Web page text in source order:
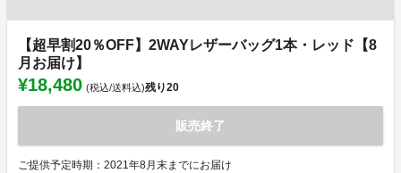
【超早割20％OFF】2WAYレザーバッグ1本・レッド【8
月お届け】
¥18,480 (税込/送料込)残り20
販売終了
ご提供予定時期：2021年8月末までにお届け